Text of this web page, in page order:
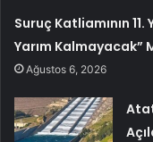
Suruç Katliamının
Yarım Kalmayacak”
Ağustos 6, 2026